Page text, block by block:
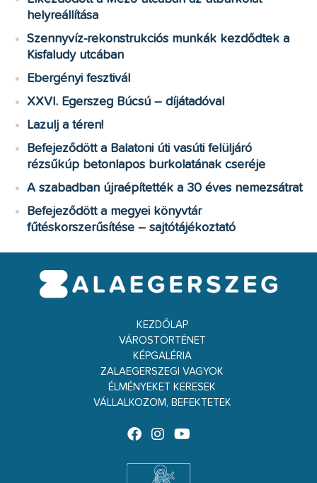
helyreállítása
Szennyvíz-rekonstrukciós munkák kezdődtek a
Kisfaludy utcában
Ebergényi fesztivál
XXVI. Egerszeg Búcsú – díjátadóval
Lazulj a téren!
Befejeződött a Balatoni úti vasúti felüljáró
rézsűkúp betonlapos burkolatának cseréje
A szabadban újraépítették a 30 éves nemezsátrat
Befejeződött a megyei könyvtár
fűtéskorszerűsítése – sajtótájékoztató
KEZDŐLAP
VÁROSTÖRTÉNET
KÉPGALÉRIA
ZALAEGERSZEGI VAGYOK
ÉLMÉNYEKET KERESEK
VÁLLALKOZOM, BEFEKTETEK